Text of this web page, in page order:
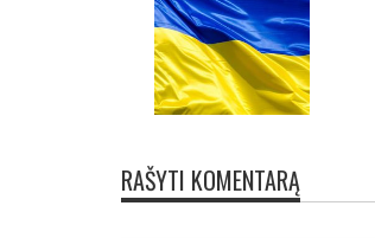
RAŠYTI KOMENTARĄ